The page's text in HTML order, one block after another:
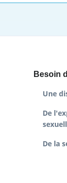
Besoin
Une
De
De la